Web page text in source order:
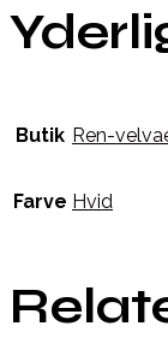
Butik Ren-
Farve Hvid